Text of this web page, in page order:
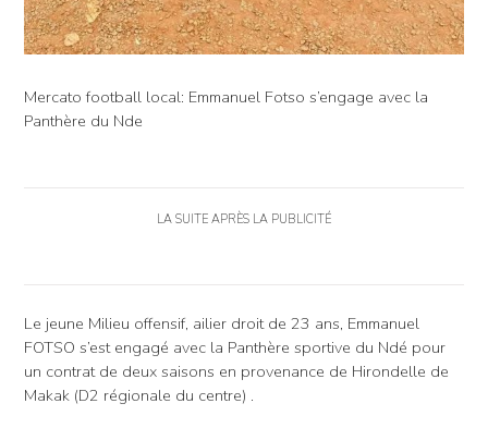
Mercato football local: Emmanuel Fotso s’engage avec la
Panthère du Nde
LA SUITE APRÈS LA PUBLICITÉ
Le jeune Milieu offensif, ailier droit de 23 ans, Emmanuel
FOTSO s’est engagé avec la Panthère sportive du Ndé pour
un contrat de deux saisons en provenance de Hirondelle de
Makak (D2 régionale du centre) .